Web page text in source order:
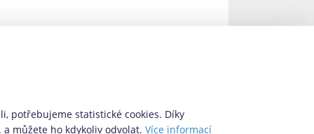
potřebujeme statistické cookies. Díky
můžete ho kdykoliv odvolat. Více informací